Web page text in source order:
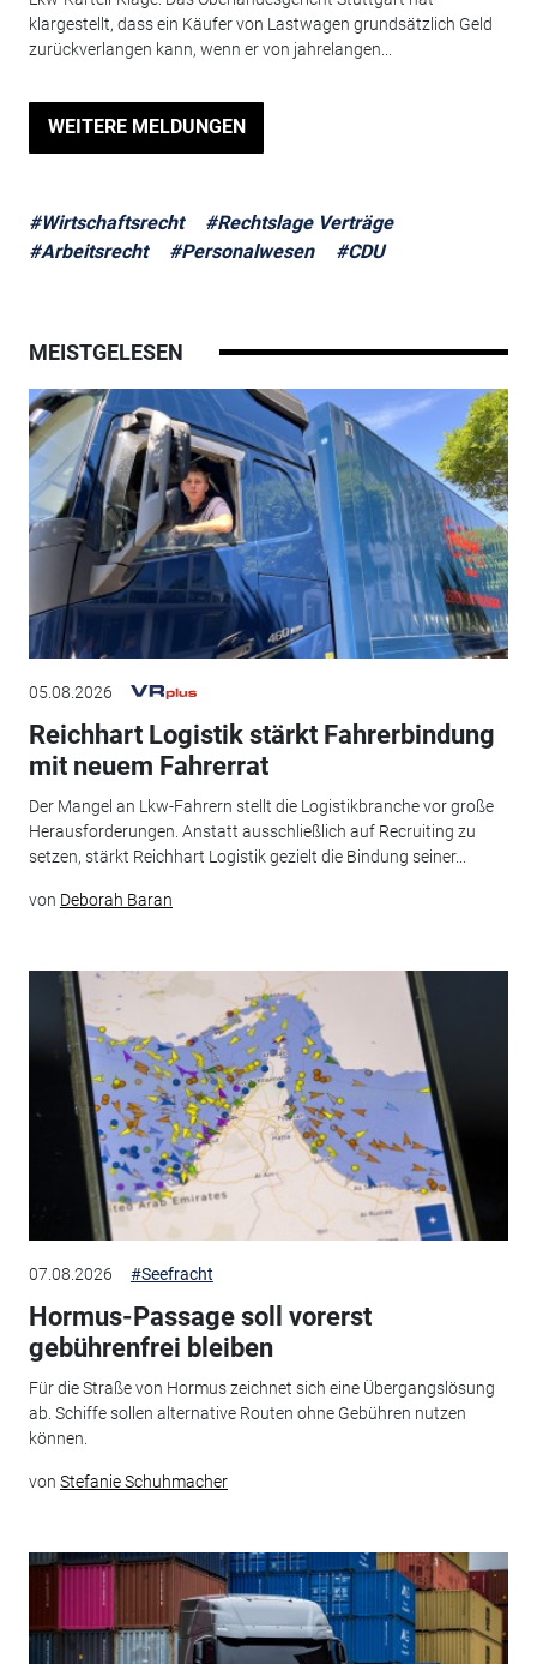
klargestellt, dass ein Käufer von Lastwagen grundsätzlich Geld
zurückverlangen kann, wenn er von jahrelangen...
WEITERE MELDUNGEN
#Wirtschaftsrecht
#Rechtslage Verträge
#Arbeitsrecht
#Personalwesen #CDU
MEISTGELESEN
05.08.2026
Reichhart Logistik stärkt Fahrerbindung
mit neuem Fahrerrat
Der Mangel an Lkw-Fahrern stellt die Logistikbranche vor große
Herausforderungen. Anstatt ausschließlich auf Recruiting zu
setzen, stärkt Reichhart Logistik gezielt die Bindung seiner...
von Deborah Baran
07.08.2026 #Seefracht
Hormus-Passage soll vorerst
gebührenfrei bleiben
Für die Straße von Hormus zeichnet sich eine Übergangslösung
ab. Schiffe sollen alternative Routen ohne Gebühren nutzen
können.
von Stefanie Schuhmacher